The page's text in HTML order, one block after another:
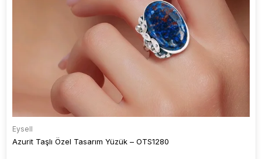
Eysell
Azurit Taşlı Özel Tasarım Yüzük – OTS1280